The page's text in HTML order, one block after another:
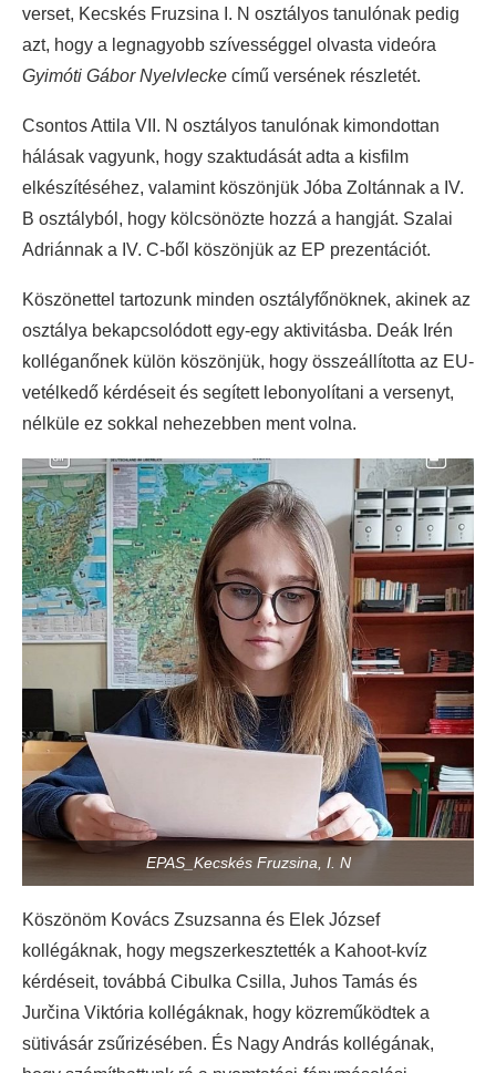
verset, Kecskés Fruzsina I. N osztályos tanulónak pedig
azt, hogy a legnagyobb szívességgel olvasta videóra
Gyimóti Gábor Nyelvlecke című versének részletét.
Csontos Attila VII. N osztályos tanulónak kimondottan
hálásak vagyunk, hogy szaktudását adta a kisfilm
elkészítéséhez, valamint köszönjük Jóba Zoltánnak a IV.
B osztályból, hogy kölcsönözte hozzá a hangját. Szalai
Adriánnak a IV. C-ből köszönjük az EP prezentációt.
Köszönettel tartozunk minden osztályfőnöknek, akinek az
osztálya bekapcsolódott egy-egy aktivitásba. Deák Irén
kolléganőnek külön köszönjük, hogy összeállította az EU-
vetélkedő kérdéseit és segített lebonyolítani a versenyt,
nélküle ez sokkal nehezebben ment volna.
EPAS_Kecskés Fruzsina, I. N
Köszönöm Kovács Zsuzsanna és Elek József
kollégáknak, hogy megszerkesztették a Kahoot-kvíz
kérdéseit, továbbá Cibulka Csilla, Juhos Tamás és
Jurčina Viktória kollégáknak, hogy közreműködtek a
sütivásár zsűrizésében. És Nagy András kollégának,